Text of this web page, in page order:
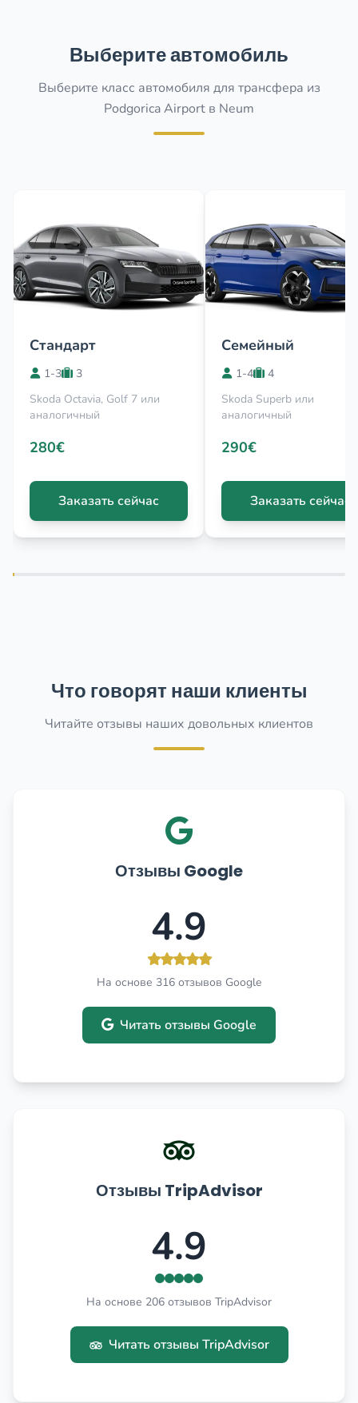
Выберите автомобиль
Выберите класс автомобиля для трансфера из
Podgorica Airport в Neum
Стандарт
1-3
3
Skoda Octavia, Golf 7 или
аналогичный
280€
Заказать сейчас
Семейный
1-4
4
Skoda Superb или
аналогичный
290€
Заказать сейчас
Что говорят наши клиенты
Читайте отзывы наших довольных клиентов
Отзывы Google
4.9
На основе 316 отзывов Google
Читать отзывы Google
Отзывы TripAdvisor
4.9
На основе 206 отзывов TripAdvisor
Читать отзывы TripAdvisor